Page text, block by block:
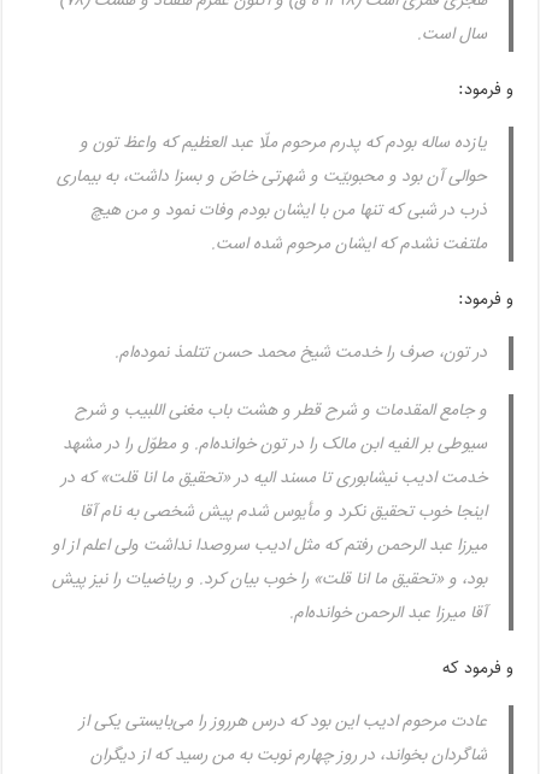
سال است.
و فرمود:
یازده ساله بودم که پدرم مرحوم ملّا عبد العظیم که واعظ تون و
حوالى آن بود و محبوبیّت و شهرتى خاصّ و بسزا داشت، به بیمارى
ذرب در شبى که تنها من با ایشان بودم وفات نمود و من هیچ
ملتفت نشدم که ایشان مرحوم شده است.
و فرمود:
در تون، صرف را خدمت شیخ محمد حسن تتلمذ نموده‌ام.
و جامع المقدمات و شرح قطر و هشت باب مغنى اللبیب و شرح
سیوطى بر الفیه ابن مالک را در تون خوانده‌ام. و مطوّل را در مشهد
خدمت ادیب نیشابورى تا مسند الیه در «تحقیق ما انا قلت» که در
اینجا خوب تحقیق نکرد و مأیوس شدم پیش شخصى به نام آقا
میرزا عبد الرحمن رفتم که مثل ادیب سروصدا نداشت ولى اعلم از او
بود، و «تحقیق ما انا قلت» را خوب بیان کرد. و ریاضیات را نیز پیش
آقا میرزا عبد الرحمن خوانده‌ام.
و فرمود که
عادت مرحوم ادیب این بود که درس هرروز را مى‌بایستى یکى از
شاگردان بخواند، در روز چهارم نوبت به من رسید که از دیگران